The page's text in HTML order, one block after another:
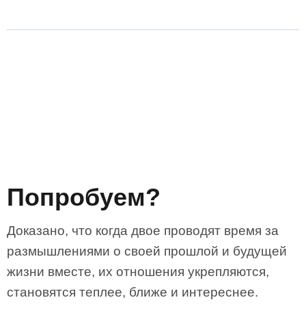
Попробуем?
Доказано, что когда двое проводят время за
размышлениями о своей прошлой и будущей
жизни вместе, их отношения укрепляются,
становятся теплее, ближе и интереснее.